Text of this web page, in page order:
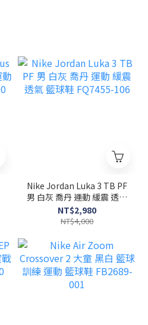
Nike Jordan Luka 3 TB PF
男 白灰 喬丹 運動 緩震 透氣
籃球鞋 FQ7455-106
NT$2,980
NT$4,000